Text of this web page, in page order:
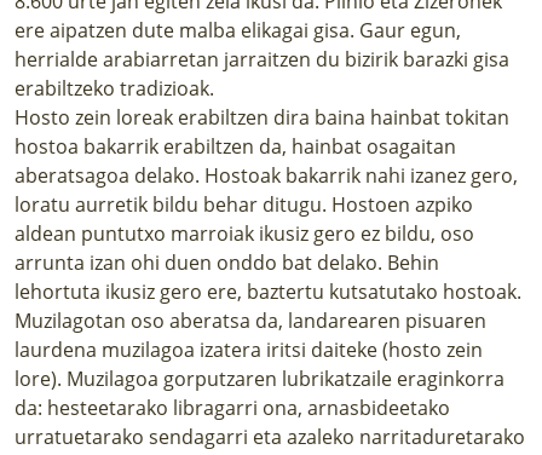
ere aipatzen dute malba elikagai gisa. Gaur egun,
herrialde arabiarretan jarraitzen du bizirik barazki gisa
erabiltzeko tradizioak.
Hosto zein loreak erabiltzen dira baina hainbat tokitan
hostoa bakarrik erabiltzen da, hainbat osagaitan
aberatsagoa delako. Hostoak bakarrik nahi izanez gero,
loratu aurretik bildu behar ditugu. Hostoen azpiko
aldean puntutxo marroiak ikusiz gero ez bildu, oso
arrunta izan ohi duen onddo bat delako. Behin
lehortuta ikusiz gero ere, baztertu kutsatutako hostoak.
Muzilagotan oso aberatsa da, landarearen pisuaren
laurdena muzilagoa izatera iritsi daiteke (hosto zein
lore). Muzilagoa gorputzaren lubrikatzaile eraginkorra
da: hesteetarako libragarri ona, arnasbideetako
urratuetarako sendagarri eta azaleko narritaduretarako